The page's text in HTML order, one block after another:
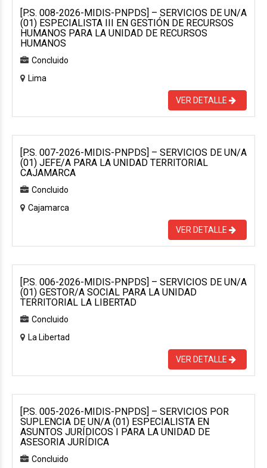
[P.S. 008-2026-MIDIS-PNPDS] – SERVICIOS DE UN/A
(01) ESPECIALISTA III EN GESTIÓN DE RECURSOS
HUMANOS PARA LA UNIDAD DE RECURSOS
HUMANOS
Concluido
Lima
VER DETALLE
[P.S. 007-2026-MIDIS-PNPDS] – SERVICIOS DE UN/A
(01) JEFE/A PARA LA UNIDAD TERRITORIAL
CAJAMARCA
Concluido
Cajamarca
VER DETALLE
[P.S. 006-2026-MIDIS-PNPDS] – SERVICIOS DE UN/A
(01) GESTOR/A SOCIAL PARA LA UNIDAD
TERRITORIAL LA LIBERTAD
Concluido
La Libertad
VER DETALLE
[P.S. 005-2026-MIDIS-PNPDS] – SERVICIOS POR
SUPLENCIA DE UN/A (01) ESPECIALISTA EN
ASUNTOS JURÍDICOS I PARA LA UNIDAD DE
ASESORIA JURÍDICA
Concluido